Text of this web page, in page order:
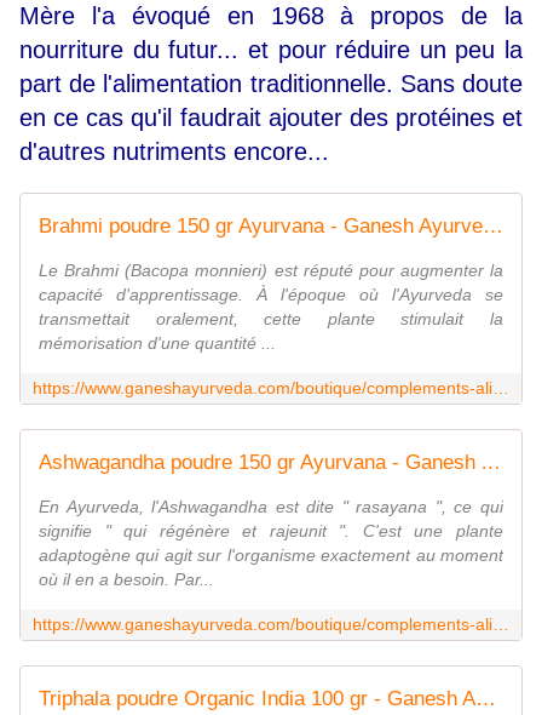
Mère l'a évoqué en 1968 à propos de la
nourriture du futur... et pour réduire un peu la
part de l'alimentation traditionnelle. Sans doute
en ce cas qu'il faudrait ajouter des protéines et
d'autres nutriments encore...
Brahmi poudre 150 gr Ayurvana - Ganesh Ayurveda
Le Brahmi (Bacopa monnieri) est réputé pour augmenter la
capacité d'apprentissage. À l'époque où l'Ayurveda se
transmettait oralement, cette plante stimulait la
mémorisation d'une quantité ...
Ashwagandha poudre 150 gr Ayurvana - Ganesh Ayurveda
En Ayurveda, l'Ashwagandha est dite " rasayana ", ce qui
signifie " qui régénère et rajeunit ". C'est une plante
adaptogène qui agit sur l'organisme exactement au moment
où il en a besoin. Par...
Triphala poudre Organic India 100 gr - Ganesh Ayurveda